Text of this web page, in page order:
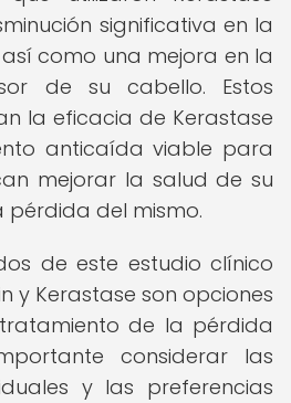
significativa en la
como una mejora en la
de su cabello. Estos
la eficacia de Kerastase
anticaída viable para
mejorar la salud de su
del mismo.
de este estudio clínico
y Kerastase son opciones
de la pérdida
considerar las
y las preferencias